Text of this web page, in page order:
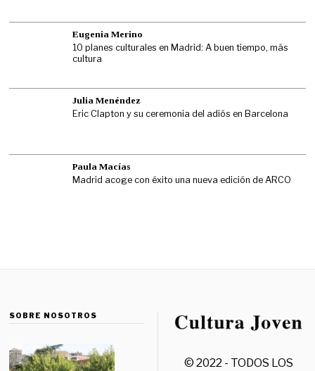
Eugenia Merino
10 planes culturales en Madrid: A buen tiempo, más
cultura
Julia Menéndez
Eric Clapton y su ceremonia del adiós en Barcelona
Paula Macías
Madrid acoge con éxito una nueva edición de ARCO
SOBRE NOSOTROS
© 2022 - TODOS LOS